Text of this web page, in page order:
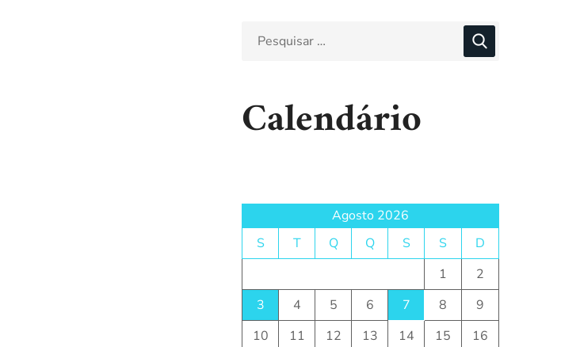
Calendário
Agosto 2026
S
T Q Q S S
D
1
2
3
4 5 6 7 8
9
10
11 12 13 14 15
16